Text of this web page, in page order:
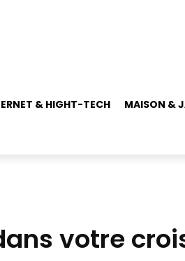
& HIGHT-TECH MAISON &
votre